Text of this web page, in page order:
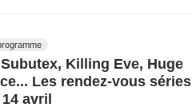
Killing Eve, Huge
Les rendez-vous séries
avril